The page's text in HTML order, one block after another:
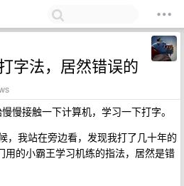
字法，居然错误的
慢接触一下计算机，学习一下打字。
，我站在旁边看，发现我打了几十年的
用的小霸王学习机练的指法，居然是错